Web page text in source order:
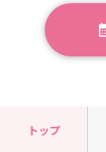
トップ